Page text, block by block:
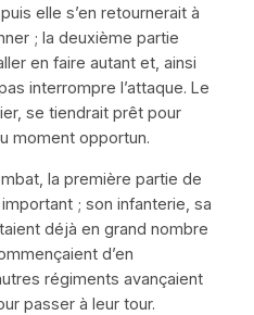
elle s’en retournerait à
; la deuxième partie
en faire autant et, ainsi
interrompre l’attaque. Le
se tiendrait prêt pour
moment opportun.
la première partie de
; son infanterie, sa
déjà en grand nombre
d’en
régiments avançaient
passer à leur tour.